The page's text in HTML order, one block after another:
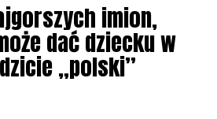
imion,
dać dziecku w
„polski”